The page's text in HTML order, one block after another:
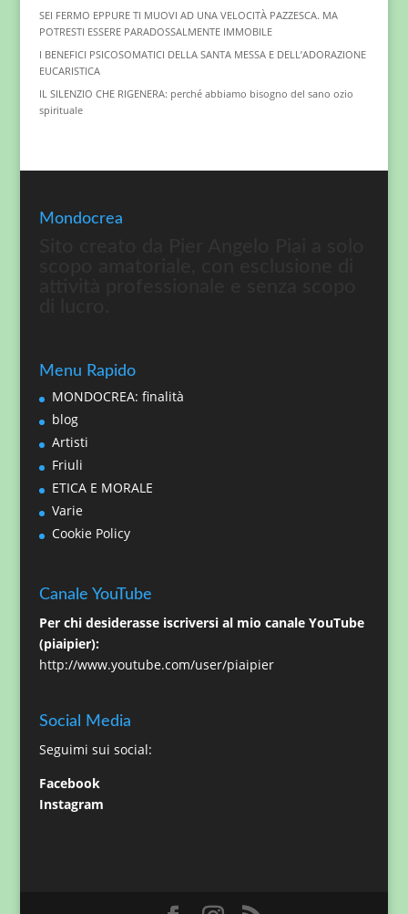
SEI FERMO EPPURE TI MUOVI AD UNA VELOCITÀ PAZZESCA. MA
POTRESTI ESSERE PARADOSSALMENTE IMMOBILE
I BENEFICI PSICOSOMATICI DELLA SANTA MESSA E DELL’ADORAZIONE
EUCARISTICA
IL SILENZIO CHE RIGENERA: perché abbiamo bisogno del sano ozio
spirituale
Mondocrea
Menu Rapido
MONDOCREA: finalità
blog
Artisti
Friuli
ETICA E MORALE
Varie
Cookie Policy
Canale YouTube
Per chi desiderasse iscriversi al mio canale YouTube
(piaipier):
http://www.youtube.com/user/piaipier
Social Media
Seguimi sui social:
Facebook
Instagram